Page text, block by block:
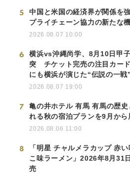
5
中国と米国の経済界が関係を
プライチェーン協力の新たな
2026.08.07 10:00
6
横浜vs沖縄尚学、8月10日甲
突 チケット完売の注目カー
にも横浜が演じた“伝説の一戦”
2026.08.07 19:00
7
亀の井ホテル 有馬 有馬の歴
れる秋の宿泊プランを9月から
2026.08.06 11:00
8
「明星 チャルメラカップ 赤
こ味ラーメン」2026年8月31
売